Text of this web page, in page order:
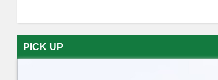
PICK UP